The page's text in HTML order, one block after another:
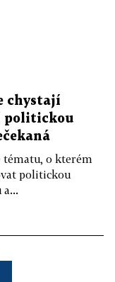
chystají
politickou
tématu, o kterém
politickou